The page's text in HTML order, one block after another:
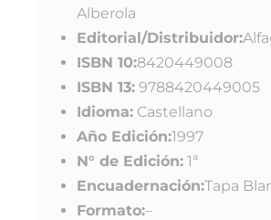
Alberola
Editorial/Distribuidor:
ISBN 10:8420449008
ISBN 13: 9788420449005
Idioma: Castellano
Año Edición:1997
N° de Edición: 1ª
Encuadernación:Tapa
Formato:–